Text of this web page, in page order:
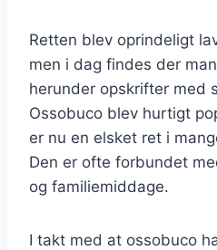
Retten blev oprindeligt
men i dag findes der
herunder opskrifter med
Ossobuco blev hurtigt
er nu en elsket ret i
Den er ofte forbundet
og familiemiddage.
I takt med at ossobuco